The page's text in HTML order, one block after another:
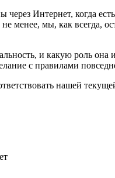
Интернет, когда
менее, мы, как всегда,
и какую роль она
с правилами
нашей